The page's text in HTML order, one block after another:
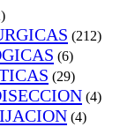
(212)
(6)
(29)
(4)
(4)